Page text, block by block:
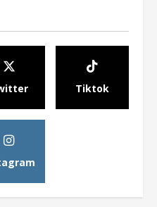
Tiktok
Algoritma AI Makin
Publik Diminta
Informasi Digital
6, 2026
Digital Nasional Hadapi
Algoritma AI
Perang Algoritma AI